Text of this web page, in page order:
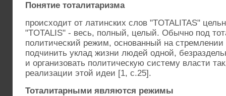
Понятие тоталитаризма
происходит от латинских слов "TOTALITAS"
"TOTALIS" - весь, полный, целый. Обычно под
политический режим, основанный на стремлении
подчинить уклад жизни людей одной,
и организовать политическую систему власти
реализации этой идеи [1, с.25].
Тоталитарными являются режимы